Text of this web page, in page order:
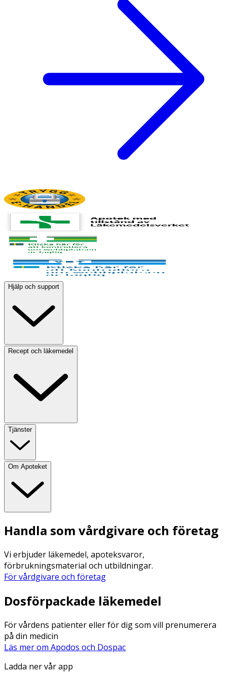
Hjälp och support
Recept och läkemedel
Tjänster
Om Apoteket
Handla som vårdgivare och företag
Vi erbjuder läkemedel, apoteksvaror,
förbrukningsmaterial och utbildningar.
För vårdgivare och företag
Dosförpackade läkemedel
För vårdens patienter eller för dig som vill prenumerera
på din medicin
Läs mer om Apodos och Dospac
Ladda ner vår app